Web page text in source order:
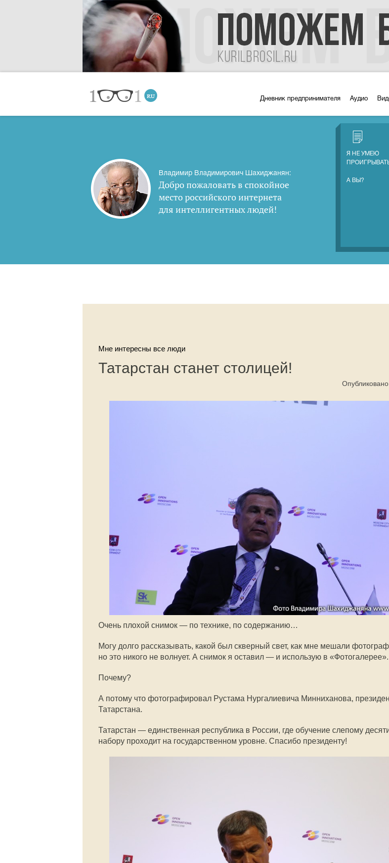
Дневник предпринимателя Аудио
Владимир Владимирович Шахиджанян:
Добро пожаловать в спокойное
место российского интернета
для интеллигентных людей!
Я НЕ УМЕЮ
А ВЫ?
Мне интересны все люди
Татарстан станет столицей!
Очень плохой снимок — по технике, по содержанию…
Могу долго рассказывать, какой был скверный свет, как мне мешали
но это никого не волнует. А снимок я оставил — и использую в «Фотогалерее».
Почему?
А потому что фотографировал Рустама Нургалиевича Минниханова,
Татарстана.
Татарстан — единственная республика в России, где обучение слепому
набору проходит на государственном уровне. Спасибо президенту!